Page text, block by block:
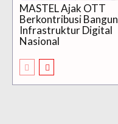
MASTEL Ajak OTT
Berkontribusi Bangun
Infrastruktur Digital
Nasional